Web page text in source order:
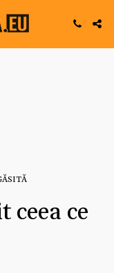
ceea ce